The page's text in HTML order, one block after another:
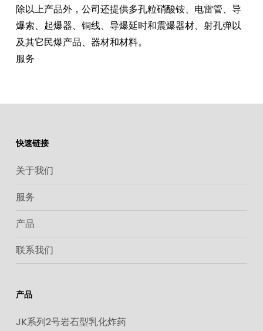
除以上产品外，公司还提供多孔粒硝酸铵、电雷管、导
爆索、起爆器、铜线、导爆延时和震爆器材、射孔弹以
及其它民爆产品、器材和材料。
服务
快速链接
关于我们
服务
产品
联系我们
产品
JK系列2号岩石型乳化炸药